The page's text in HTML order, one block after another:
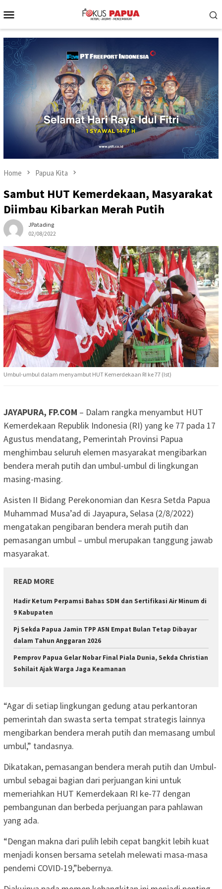
to
Menu
Home Papua Kita
Sambut HUT Kemerdekaan, Masyarakat
Diimbau Kibarkan Merah Putih
JPatading
02/08/2022
Umbul-umbul dalam menyambut HUT Kemerdekaan RI ke 77 (Ist)
JAYAPURA, FP.COM – Dalam rangka menyambut HUT
Kemerdekaan Republik Indonesia (RI) yang ke 77 pada 17
Agustus mendatang, Pemerintah Provinsi Papua
menghimbau seluruh elemen masyarakat mengibarkan
bendera merah putih dan umbul-umbul di lingkungan
masing-masing.
Asisten II Bidang Perekonomian dan Kesra Setda Papua
Muhammad Musa’ad di Jayapura, Selasa (2/8/2022)
mengatakan pengibaran bendera merah putih dan
pemasangan umbul – umbul merupakan tanggung jawab
masyarakat.
READ MORE
Hadir Ketum Perpamsi Bahas SDM dan Sertifikasi Air Minum di
9 Kabupaten
Pj Sekda Papua Jamin TPP ASN Empat Bulan Tetap Dibayar
dalam Tahun Anggaran 2026
Pemprov Papua Gelar Nobar Final Piala Dunia, Sekda Christian
Sohilait Ajak Warga Jaga Keamanan
“Agar di setiap lingkungan gedung atau perkantoran
pemerintah dan swasta serta tempat strategis lainnya
mengibarkan bendera merah putih dan memasang umbul
umbul,” tandasnya.
Dikatakan, pemasangan bendera merah putih dan Umbul-
umbul sebagai bagian dari perjuangan kini untuk
memeriahkan HUT Kemerdekaan RI ke-77 dengan
pembangunan dan berbeda perjuangan para pahlawan
yang ada.
“Dengan makna dari pulih lebih cepat bangkit lebih kuat
menjadi konsen bersama setelah melewati masa-masa
pendemi COVID-19,”bebernya.